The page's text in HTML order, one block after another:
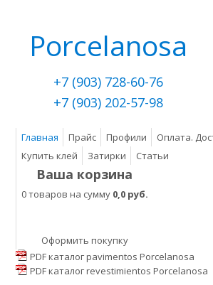
Porcelanosa
+7 (903) 728-60-76
+7 (903) 202-57-98
Главная Прайс Профили Оплата.
Купить клей
Затирки Статьи
Ваша корзина
0 товаров на сумму 0,0 руб.
Оформить покупку
PDF каталог pavimentos Porcelanosa
PDF каталог revestimientos Porcelanosa